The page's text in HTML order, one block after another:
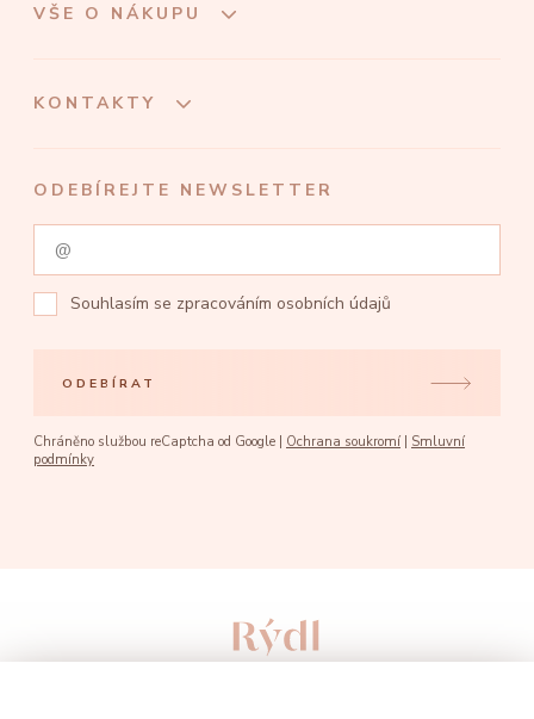
VŠE O NÁKUPU
KONTAKTY
ODEBÍREJTE NEWSLETTER
Souhlasím se zpracováním osobních údajů
ODEBÍRAT
Chráněno službou reCaptcha od Google | Ochrana soukromí
Smluvní
podmínky